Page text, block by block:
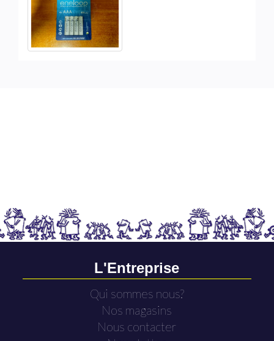
L'Entreprise
Qui sommes nous?
Nos magasins
Nous contacter